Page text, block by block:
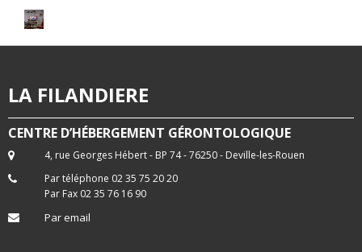
LA FILANDIERE
CENTRE D’HÉBERGEMENT GÉRONTOLOGIQUE
4, rue Georges Hébert - BP 74 - 76250 - Deville-les-Rouen
Par téléphone 02 35 75 20 20
Par Fax 02 35 76 16 90
Par email